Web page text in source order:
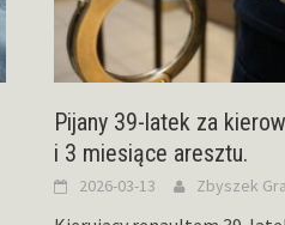
Pijany 39-latek za
i 3 miesiące aresztu.
2026-03-13 Zbyszek